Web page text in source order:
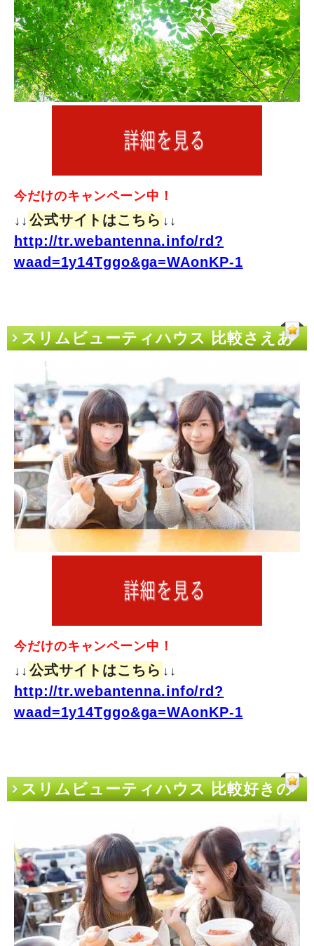
今だけのキャンペーン中！
↓↓ 公式サイトはこちら ↓↓
http://tr.webantenna.info/rd?
waad=1y14Tggo&ga=WAonKP-1
スリムビューティハウス 比較さえあ
ればご飯大盛り三杯はイケる
今だけのキャンペーン中！
↓↓ 公式サイトはこちら ↓↓
http://tr.webantenna.info/rd?
waad=1y14Tggo&ga=WAonKP-1
スリムビューティハウス 比較好きの